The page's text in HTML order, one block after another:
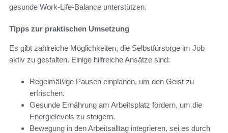
gesunde Work-Life-Balance unterstützen.
Tipps zur praktischen Umsetzung
Es gibt zahlreiche Möglichkeiten, die Selbstfürsorge im Job
aktiv zu gestalten. Einige hilfreiche Ansätze sind:
Regelmäßige Pausen einplanen, um den Geist zu
erfrischen.
Gesunde Ernährung am Arbeitsplatz fördern, um die
Energielevels zu steigern.
Bewegung in den Arbeitsalltag integrieren, sei es durch